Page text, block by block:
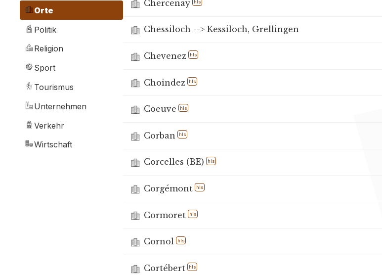
Orte
Politik
Religion
Sport
Tourismus
Unternehmen
Verkehr
Wirtschaft
Chercenay hls
Chessiloch --> Kessiloch, Grellingen
Chevenez hls
Choindez hls
Coeuve hls
Corban hls
Corcelles (BE) hls
Corgémont hls
Cormoret hls
Cornol hls
Cortébert hls